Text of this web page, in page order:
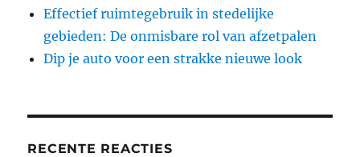
Effectief ruimtegebruik in stedelijke
gebieden: De onmisbare rol van afzetpalen
Dip je auto voor een strakke nieuwe look
RECENTE REACTIES